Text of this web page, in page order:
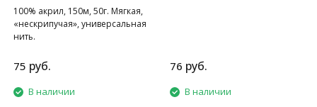
100% акрил, 150м, 50г. Мягкая,
«нескрипучая», универсальная
нить.
75 руб.
В наличии
76 руб.
В наличии